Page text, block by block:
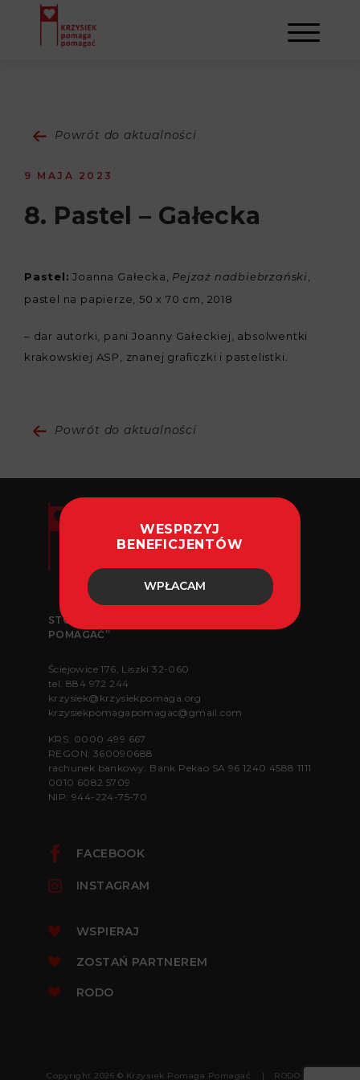
WYDARZENIA
Powrót do aktualności
9 MAJA 2023
8. Pastel – Gałecka
Pastel: Joanna Gałecka, Pejzaż nadbiebrzański
pastel na papierze, 50 x 70 cm, 2018
– dar autorki, pani Joanny Gałeckiej, absolwentki
krakowskiej ASP, znanej graficzki i pastelistki.
Powrót do aktualności
WESPRZYJ
BENEFICJENTÓW
WPŁACAM
STOWARZYSZENIE „KRZYSIEK POMAGA
POMAGAĆ”
Ściejowice 176, Liszki 32-060
tel. 884 972 244
krzysiek@krzysiekpomaga.org
krzysiekpomagapomagac@gmail.com
KRS: 0000 499 667
REGON: 360090688
rachunek bankowy: Bank Pekao SA 96 1240 4588 1111
0010 6082 5709
NIP: 944-224-75-70
FACEBOOK
INSTAGRAM
WSPIERAJ
ZOSTAŃ PARTNEREM
RODO
Copyright 2026 © Krzysiek Pomaga Pomagać RODO